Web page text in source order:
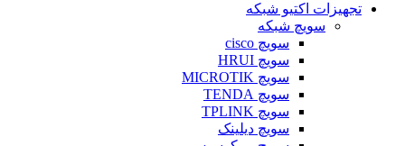
تجهیزات اکتیو شبکه
سویچ شبکه
سویچ cisco
سویچ HRUI
سویچ MICROTIK
سویچ TENDA
سویچ TPLINK
سویچ دیلینک